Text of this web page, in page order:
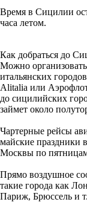
Время в Сицилии
часа летом.
Как добраться до
Можно
итальянских
Alitalia или
до сицилийских
займет около
Чартерные рейсы
майские праздники
Москвы по
Прямо воздушное
такие города как
Париж, Брюссель и